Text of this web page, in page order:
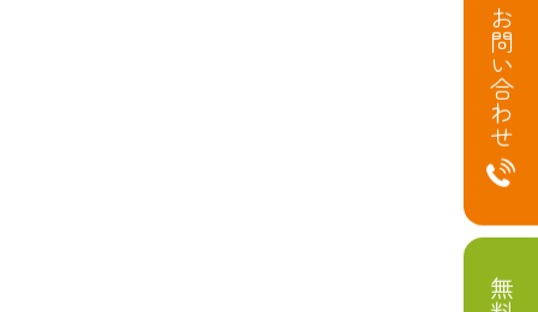
お問い合わせ